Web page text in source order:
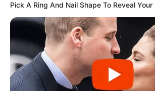
Pick A Ring And Nail Shape To Reveal